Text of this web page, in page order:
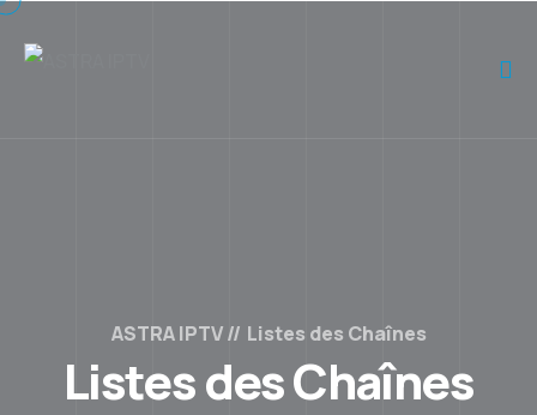
ASTRA IPTV Listes des Chaînes
Listes des Chaînes